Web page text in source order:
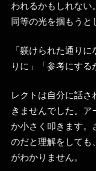
われるかもしれない
同等の光を掴もうと
「躾けられた通り
りに」「参考にする
レクトは自分に話
きませんでした。ア
か小さく叩きます。
のだと理解をしても
がわかりません。